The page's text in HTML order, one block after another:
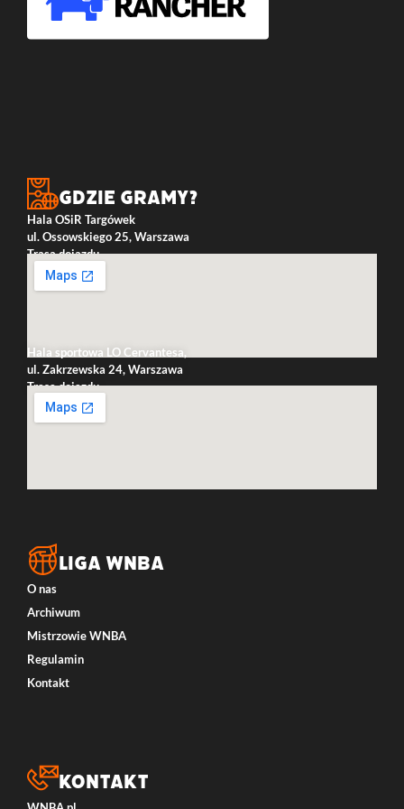
Gdzie gramy?
Hala OSiR Targówek
ul. Ossowskiego 25, Warszawa
Trasa dojazdu
Hala sportowa LO Cervantesa,
ul. Zakrzewska 24, Warszawa
Trasa dojazdu
LIGA WNBA
O nas
Archiwum
Mistrzowie WNBA
Regulamin
Kontakt
Kontakt